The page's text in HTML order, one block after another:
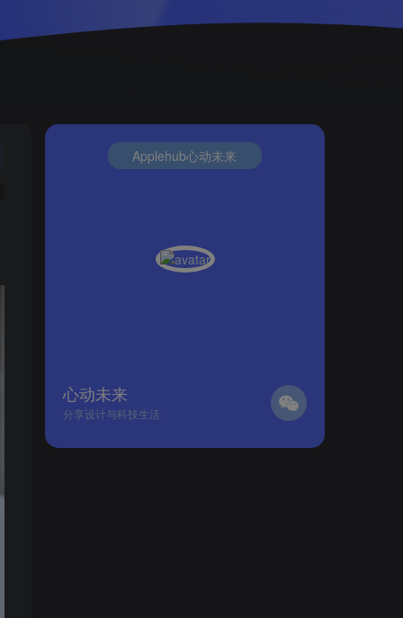
Applehub心动未来
心动未来
分享设计与科技生活